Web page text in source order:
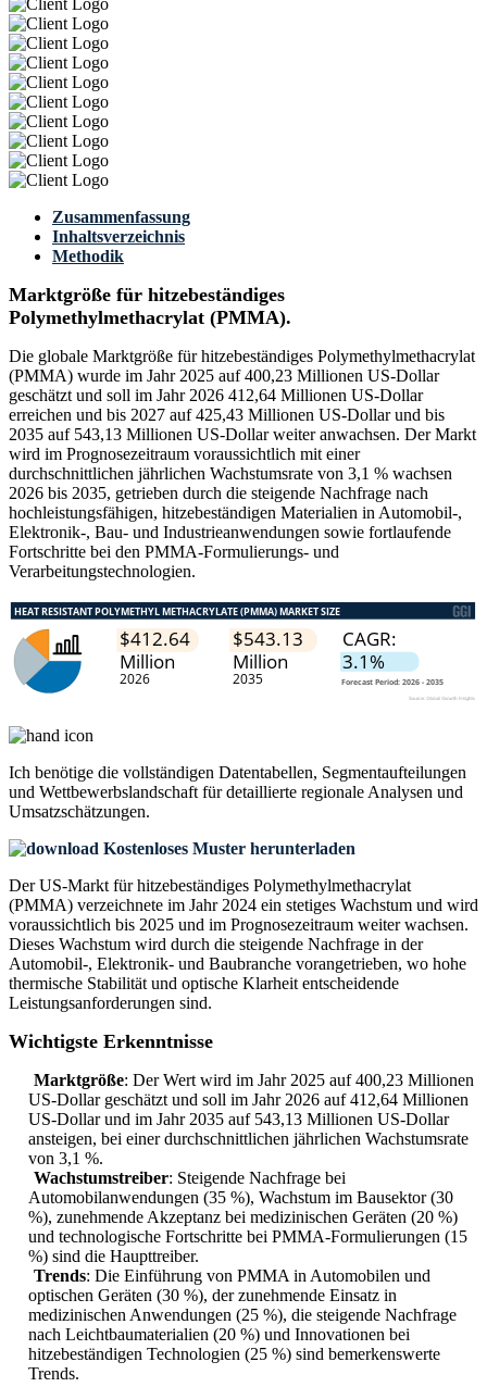
Zusammenfassung
Inhaltsverzeichnis
Methodik
Marktgröße für hitzebeständiges
Polymethylmethacrylat (PMMA).
Die globale Marktgröße für hitzebeständiges Polymethylmethacrylat
(PMMA) wurde im Jahr 2025 auf 400,23 Millionen US-Dollar
geschätzt und soll im Jahr 2026 412,64 Millionen US-Dollar
erreichen und bis 2027 auf 425,43 Millionen US-Dollar und bis
2035 auf 543,13 Millionen US-Dollar weiter anwachsen. Der Markt
wird im Prognosezeitraum voraussichtlich mit einer
durchschnittlichen jährlichen Wachstumsrate von 3,1 % wachsen
2026 bis 2035, getrieben durch die steigende Nachfrage nach
hochleistungsfähigen, hitzebeständigen Materialien in Automobil-,
Elektronik-, Bau- und Industrieanwendungen sowie fortlaufende
Fortschritte bei den PMMA-Formulierungs- und
Verarbeitungstechnologien.
Ich benötige die vollständigen Datentabellen, Segmentaufteilungen
und Wettbewerbslandschaft für detaillierte regionale Analysen und
Umsatzschätzungen.
Kostenloses Muster herunterladen
Der US-Markt für hitzebeständiges Polymethylmethacrylat
(PMMA) verzeichnete im Jahr 2024 ein stetiges Wachstum und wird
voraussichtlich bis 2025 und im Prognosezeitraum weiter wachsen.
Dieses Wachstum wird durch die steigende Nachfrage in der
Automobil-, Elektronik- und Baubranche vorangetrieben, wo hohe
thermische Stabilität und optische Klarheit entscheidende
Leistungsanforderungen sind.
Wichtigste Erkenntnisse
Marktgröße: Der Wert wird im Jahr 2025 auf 400,23 Millionen
US-Dollar geschätzt und soll im Jahr 2026 auf 412,64 Millionen
US-Dollar und im Jahr 2035 auf 543,13 Millionen US-Dollar
ansteigen, bei einer durchschnittlichen jährlichen Wachstumsrate
von 3,1 %.
Wachstumstreiber: Steigende Nachfrage bei
Automobilanwendungen (35 %), Wachstum im Bausektor (30
%), zunehmende Akzeptanz bei medizinischen Geräten (20 %)
und technologische Fortschritte bei PMMA-Formulierungen (15
%) sind die Haupttreiber.
Trends: Die Einführung von PMMA in Automobilen und
optischen Geräten (30 %), der zunehmende Einsatz in
medizinischen Anwendungen (25 %), die steigende Nachfrage
nach Leichtbaumaterialien (20 %) und Innovationen bei
hitzebeständigen Technologien (25 %) sind bemerkenswerte
Trends.